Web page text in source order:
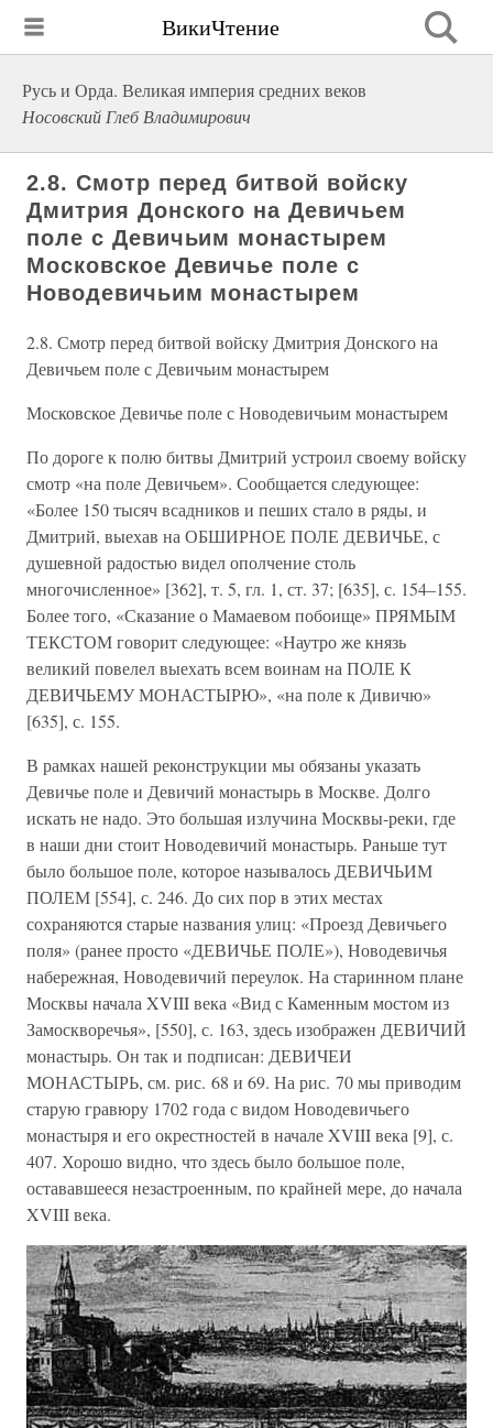
ВикиЧтение
Русь и Орда. Великая империя средних веков
Носовский Глеб Владимирович
2.8. Смотр перед битвой войску
Дмитрия Донского на Девичьем
поле с Девичьим монастырем
Московское Девичье поле с
Новодевичьим монастырем
2.8. Смотр перед битвой войску Дмитрия Донского на
Девичьем поле с Девичьим монастырем
Московское Девичье поле с Новодевичьим монастырем
По дороге к полю битвы Дмитрий устроил своему войску
смотр «на поле Девичьем». Сообщается следующее:
«Более 150 тысяч всадников и пеших стало в ряды, и
Дмитрий, выехав на ОБШИРНОЕ ПОЛЕ ДЕВИЧЬЕ, с
душевной радостью видел ополчение столь
многочисленное» [362], т. 5, гл. 1, ст. 37; [635], с. 154–155.
Более того, «Сказание о Мамаевом побоище» ПРЯМЫМ
ТЕКСТОМ говорит следующее: «Наутро же князь
великий повелел выехать всем воинам на ПОЛЕ К
ДЕВИЧЬЕМУ МОНАСТЫРЮ», «на поле к Дивичю»
[635], с. 155.
В рамках нашей реконструкции мы обязаны указать
Девичье поле и Девичий монастырь в Москве. Долго
искать не надо. Это большая излучина Москвы-реки, где
в наши дни стоит Новодевичий монастырь. Раньше тут
было большое поле, которое называлось ДЕВИЧЬИМ
ПОЛЕМ [554], с. 246. До сих пор в этих местах
сохраняются старые названия улиц: «Проезд Девичьего
поля» (ранее просто «ДЕВИЧЬЕ ПОЛЕ»), Новодевичья
набережная, Новодевичий переулок. На старинном плане
Москвы начала XVIII века «Вид с Каменным мостом из
Замоскворечья», [550], с. 163, здесь изображен ДЕВИЧИЙ
монастырь. Он так и подписан: ДЕВИЧЕИ
МОНАСТЫРЬ, см. рис. 68 и 69. На рис. 70 мы приводим
старую гравюру 1702 года с видом Новодевичьего
монастыря и его окрестностей в начале XVIII века [9], с.
407. Хорошо видно, что здесь было большое поле,
остававшееся незастроенным, по крайней мере, до начала
XVIII века.